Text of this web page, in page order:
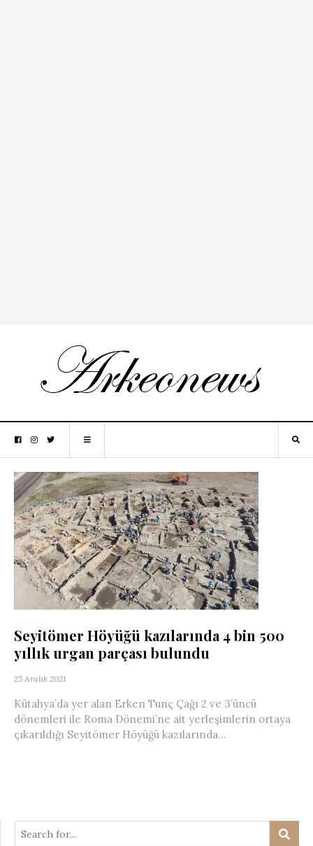
Seyitömer Höyüğü kazılarında 4 bin 500
yıllık urgan parçası bulundu
25 Aralık 2021
Kütahya’da yer alan Erken Tunç Çağı 2 ve 3’üncü
dönemleri ile Roma Dönemi’ne ait yerleşimlerin ortaya
çıkarıldığı Seyitömer Höyüğü kazılarında...